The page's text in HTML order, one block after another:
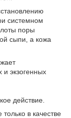
системном
поры
сыпи, а кожа
экзогенных
действие.
в качестве